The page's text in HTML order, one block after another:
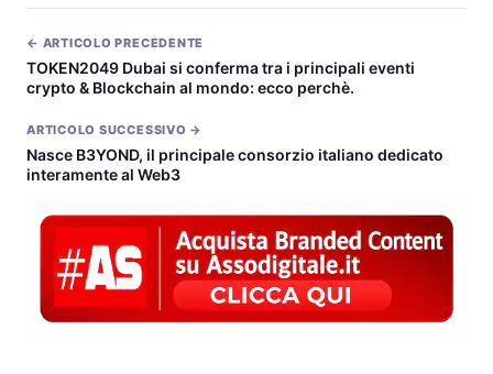
← ARTICOLO PRECEDENTE
TOKEN2049 Dubai si conferma tra i principali eventi
crypto & Blockchain al mondo: ecco perchè.
ARTICOLO SUCCESSIVO →
Nasce B3YOND, il principale consorzio italiano dedicato
interamente al Web3